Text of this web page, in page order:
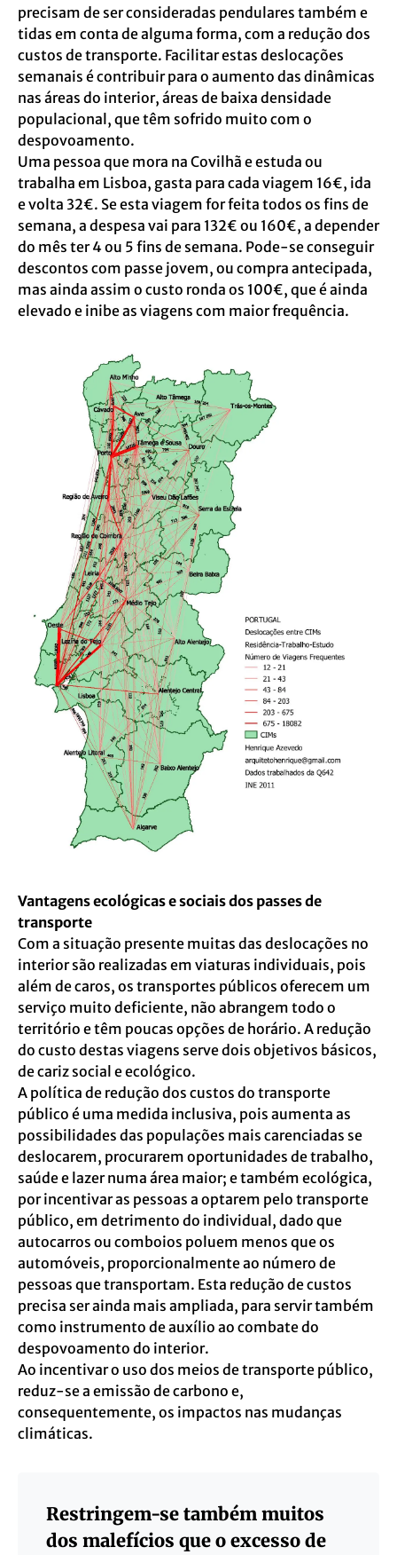
precisam de ser consideradas pendulares também e
tidas em conta de alguma forma, com a redução dos
custos de transporte. Facilitar estas deslocações
semanais é contribuir para o aumento das dinâmicas
nas áreas do interior, áreas de baixa densidade
populacional, que têm sofrido muito com o
despovoamento.
Uma pessoa que mora na Covilhã e estuda ou
trabalha em Lisboa, gasta para cada viagem 16€, ida
e volta 32€. Se esta viagem for feita todos os fins de
semana, a despesa vai para 132€ ou 160€, a depender
do mês ter 4 ou 5 fins de semana. Pode-se conseguir
descontos com passe jovem, ou compra antecipada,
mas ainda assim o custo ronda os 100€, que é ainda
elevado e inibe as viagens com maior frequência.
Vantagens ecológicas e sociais dos passes de
transporte
Com a situação presente muitas das deslocações no
interior são realizadas em viaturas individuais, pois
além de caros, os transportes públicos oferecem um
serviço muito deficiente, não abrangem todo o
território e têm poucas opções de horário. A redução
do custo destas viagens serve dois objetivos básicos,
de cariz social e ecológico.
A política de redução dos custos do transporte
público é uma medida inclusiva, pois aumenta as
possibilidades das populações mais carenciadas se
deslocarem, procurarem oportunidades de trabalho,
saúde e lazer numa área maior; e também ecológica,
por incentivar as pessoas a optarem pelo transporte
público, em detrimento do individual, dado que
autocarros ou comboios poluem menos que os
automóveis, proporcionalmente ao número de
pessoas que transportam. Esta redução de custos
precisa ser ainda mais ampliada, para servir também
como instrumento de auxílio ao combate do
despovoamento do interior.
Ao incentivar o uso dos meios de transporte público,
reduz-se a emissão de carbono e,
consequentemente, os impactos nas mudanças
climáticas.
Restringem-se também muitos
dos malefícios que o excesso de